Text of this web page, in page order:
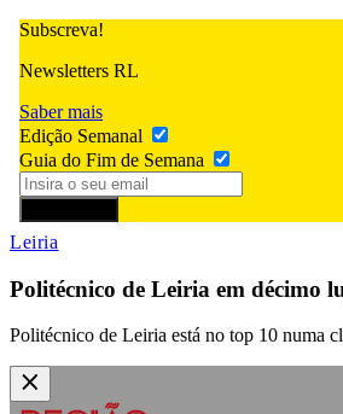
Subscreva!
Newsletters RL
Saber mais
Edição Semanal
Guia do Fim de Semana
Leiria
Politécnico de Leiria em décimo
Politécnico de Leiria está no top 10 numa